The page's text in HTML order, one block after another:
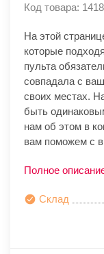
Код товара:
На этой
которые
пульта
совпадала с
своих местах.
быть
нам об этом в
вам поможем с
Полное
Склад